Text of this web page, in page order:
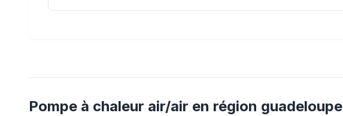
Pompe à chaleur air/air en région guadeloupe